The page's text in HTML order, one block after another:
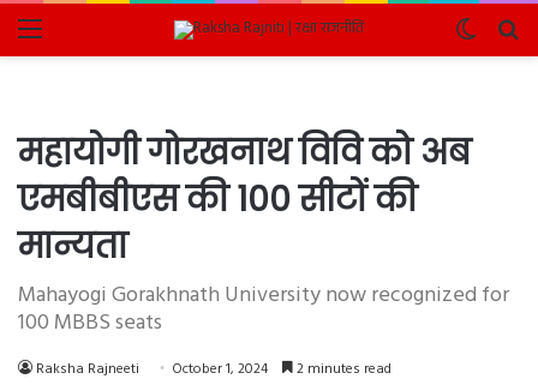
Menu
Switch
skin
महायोगी गोरखनाथ विवि को अब
एमबीबीएस की 100 सीटों की
मान्यता
Mahayogi Gorakhnath University now recognized for
100 MBBS seats
Raksha Rajneeti October 1, 2024 2 minutes read